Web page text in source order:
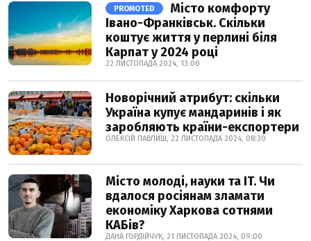
PROMOTED
Місто комфорту
Івано-Франківськ. Скільки
коштує життя у перлині біля
Карпат у 2024 році
22 ЛИСТОПАДА 2024, 13:00
Новорічний атрибут: скільки
Україна купує мандаринів і як
заробляють країни-експортери
ОЛЕКСІЙ ПАВЛИШ, 22 ЛИСТОПАДА 2024, 08:30
Місто молоді, науки та IT. Чи
вдалося росіянам зламати
економіку Харкова сотнями
КАБів?
ДАНА ГОРДІЙЧУК, 21 ЛИСТОПАДА 2024, 09:00